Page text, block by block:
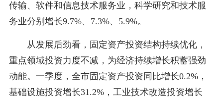
传输、软件和信息技术服务业，科学研究和技术服
务业分别增长9.7%、7.3%、5.9%。
从发展后劲看，固定资产投资结构持续优化，
重点领域投资力度不减，为经济持续增长积蓄强劲
动能。一季度，全市固定资产投资同比增长0.2%，
基础设施投资增长31.2%，工业技术改造投资增长